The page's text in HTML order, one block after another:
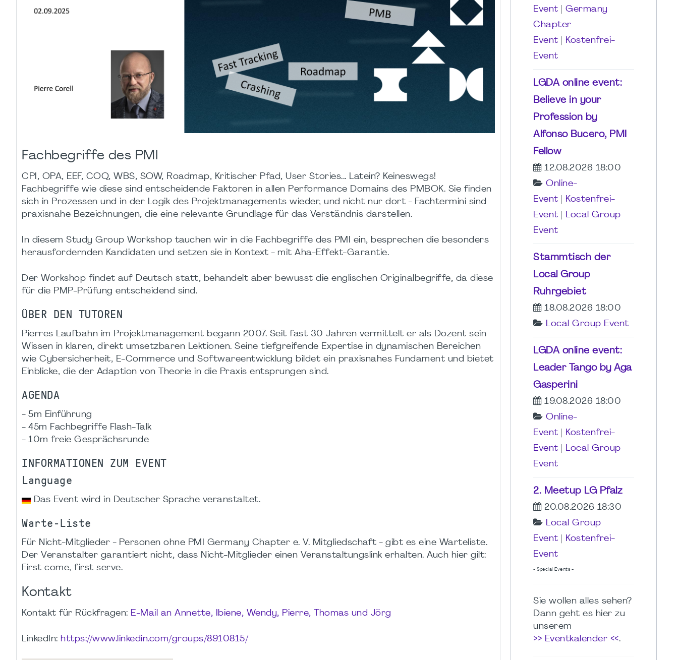
Fachbegriffe des PMI
CPI, OPA, EEF, COQ, WBS, SOW, Roadmap, Kritischer Pfad, User Stories... Latein? Keineswegs!
Fachbegriffe wie diese sind entscheidende Faktoren in allen Performance Domains des PMBOK. Sie finden
sich in Prozessen und in der Logik des Projektmanagements wieder, und nicht nur dort - Fachtermini sind
praxisnahe Bezeichnungen, die eine relevante Grundlage für das Verständnis darstellen.
In diesem Study Group Workshop tauchen wir in die Fachbegriffe des PMI ein, besprechen die besonders
herausfordernden Kandidaten und setzen sie in Kontext - mit Aha-Effekt-Garantie.
Der Workshop findet auf Deutsch statt, behandelt aber bewusst die englischen Originalbegriffe, da diese
für die PMP-Prüfung entscheidend sind.
ÜBER DEN TUTOREN
Pierres Laufbahn im Projektmanagement begann 2007. Seit fast 30 Jahren vermittelt er als Dozent sein
Wissen in klaren, direkt umsetzbaren Lektionen. Seine tiefgreifende Expertise in dynamischen Bereichen
wie Cybersicherheit, E-Commerce und Softwareentwicklung bildet ein praxisnahes Fundament und bietet
Einblicke, die der Adaption von Theorie in die Praxis entsprungen sind.
AGENDA
- 5m Einführung
- 45m Fachbegriffe Flash-Talk
- 10m freie Gesprächsrunde
INFORMATIONEN ZUM EVENT
Language
Das Event wird in Deutscher Sprache veranstaltet.
Warte-Liste
Für Nicht-Mitglieder - Personen ohne PMI Germany Chapter e. V. Mitgliedschaft - gibt es eine Warteliste.
Der Veranstalter garantiert nicht, dass Nicht-Mitglieder einen Veranstaltungslink erhalten. Auch hier gilt:
First come, first serve.
Kontakt
Kontakt für Rückfragen: E-Mail an Annette, Ibiene, Wendy, Pierre, Thomas und Jörg
LinkedIn: https://www.linkedin.com/groups/8910815/
Event
Germany
Chapter
Event
Kostenfrei-
Event
LGDA online event:
Believe in your
Profession by
Alfonso Bucero, PMI
Fellow
12.08.2026 18:00
Online-
Event
Kostenfrei-
Event
Local Group
Event
Stammtisch der
Local Group
Ruhrgebiet
18.08.2026 18:00
Local Group Event
LGDA online event:
Leader Tango by Aga
Gasperini
19.08.2026 18:00
Online-
Event
Kostenfrei-
Event
Local Group
Event
2. Meetup LG Pfalz
20.08.2026 18:30
Local Group
Event
Kostenfrei-
Event
- Special Events -
Sie wollen alles sehen?
Dann geht es hier zu
unserem
>> Eventkalender <<.